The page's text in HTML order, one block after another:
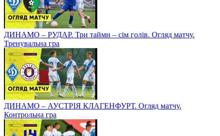
ДИНАМО – РУДАР. Три тайми – сім голів. Огляд матчу.
Тренувальна гра
ДИНАМО – АУСТРІЯ КЛАГЕНФУРТ. Огляд матчу.
Контрольна гра